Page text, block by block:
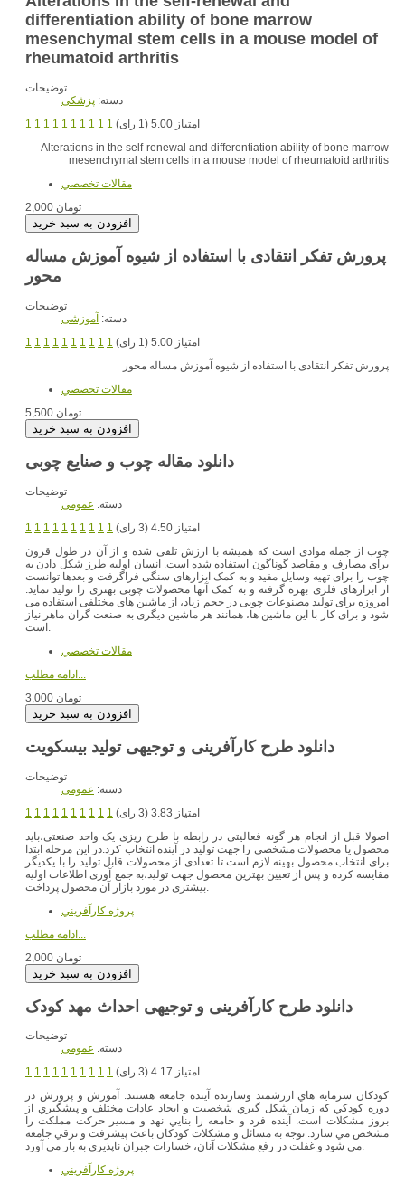
differentiation ability of bone marrow
mesenchymal stem cells in a mouse model of
rheumatoid arthritis
توضیحات
دسته: پزشکی
1 1 1 1 1 1 1 1 1 1
امتیاز 5.00 (1 رای)
Alterations in the self-renewal and differentiation ability of bone marrow
mesenchymal stem cells in a mouse model of rheumatoid arthritis
مقالات تخصصي
2,000 تومان
پرورش تفکر انتقادی با استفاده از شیوه آموزش مساله
محور
توضیحات
دسته: آموزشی
1 1 1 1 1 1 1 1 1 1
امتیاز 5.00 (1 رای)
پرورش تفکر انتقادی با استفاده از شیوه آموزش مساله محور
مقالات تخصصي
5,500 تومان
دانلود مقاله چوب و صنایع چوبی
توضیحات
دسته: عمومی
1 1 1 1 1 1 1 1 1 1
امتیاز 4.50 (3 رای)
چوب از جمله موادی است که همیشه با ارزش تلقی شده و از آن در طول قرون
برای مصارف و مقاصد گوناگون استفاده شده است. انسان اولیه طرز شکل دادن به
چوب را برای تهیه وسایل مفید و به کمک ابزارهای سنگی فراگرفت و بعدها توانست
از ابزارهای فلزی بهره گرفته و به کمک آنها محصولات چوبی بهتری را تولید نماید.
امروزه برای تولید مصنوعات چوبی در حجم زیاد، از ماشین های مختلفی استفاده می
شود و برای کار با این ماشین ها، همانند هر ماشین دیگری به صنعت گران ماهر نیاز
مقالات تخصصي
3,000 تومان
دانلود طرح کارآفرینی و توجیهی تولید بیسکویت
توضیحات
دسته: عمومی
1 1 1 1 1 1 1 1 1 1
امتیاز 3.83 (3 رای)
اصولا قبل از انجام هر گونه فعالیتی در رابطه با طرح ریزی یک واحد صنعتی،باید
محصول یا محصولات مشخصی را جهت تولید در آینده انتخاب کرد.در این مرحله ابتدا
برای انتخاب محصول بهینه لازم است تا تعدادی از محصولات قابل تولید را با یکدیگر
مقایسه کرده و پس از تعیین بهترین محصول جهت تولید،به جمع آوری اطلاعات اولیه
پروژه کارآفريني
2,000 تومان
دانلود طرح کارآفرینی و توجیهی احداث مهد کودک
توضیحات
دسته: عمومی
1 1 1 1 1 1 1 1 1 1
امتیاز 4.17 (3 رای)
كودكان سرمايه هاي ارزشمند وسازنده آينده جامعه هستند. آموزش و پرورش در
دوره كودكي كه زمان شكل گيري شخصيت و ايجاد عادات مختلف و پيشگيري از
بروز مشكلات است. آينده فرد و جامعه را بنايي نهد و مسير حركت مملكت را
مشخص مي سازد. توجه به مسائل و مشكلات كودكان باعث پيشرفت و ترقي جامعه
مي شود و غفلت در رفع مشكلات آنان، خسارات جبران ناپذيري به بار مي آورد.
پروژه کارآفريني